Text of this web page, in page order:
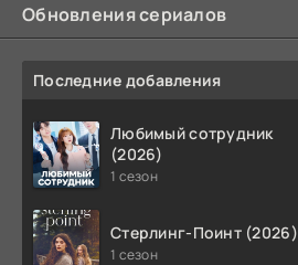
Обновления сериалов
Последние добавления
Любимый сотрудник
(2026)
1 сезон
Стерлинг-Поинт (2026)
1 сезон